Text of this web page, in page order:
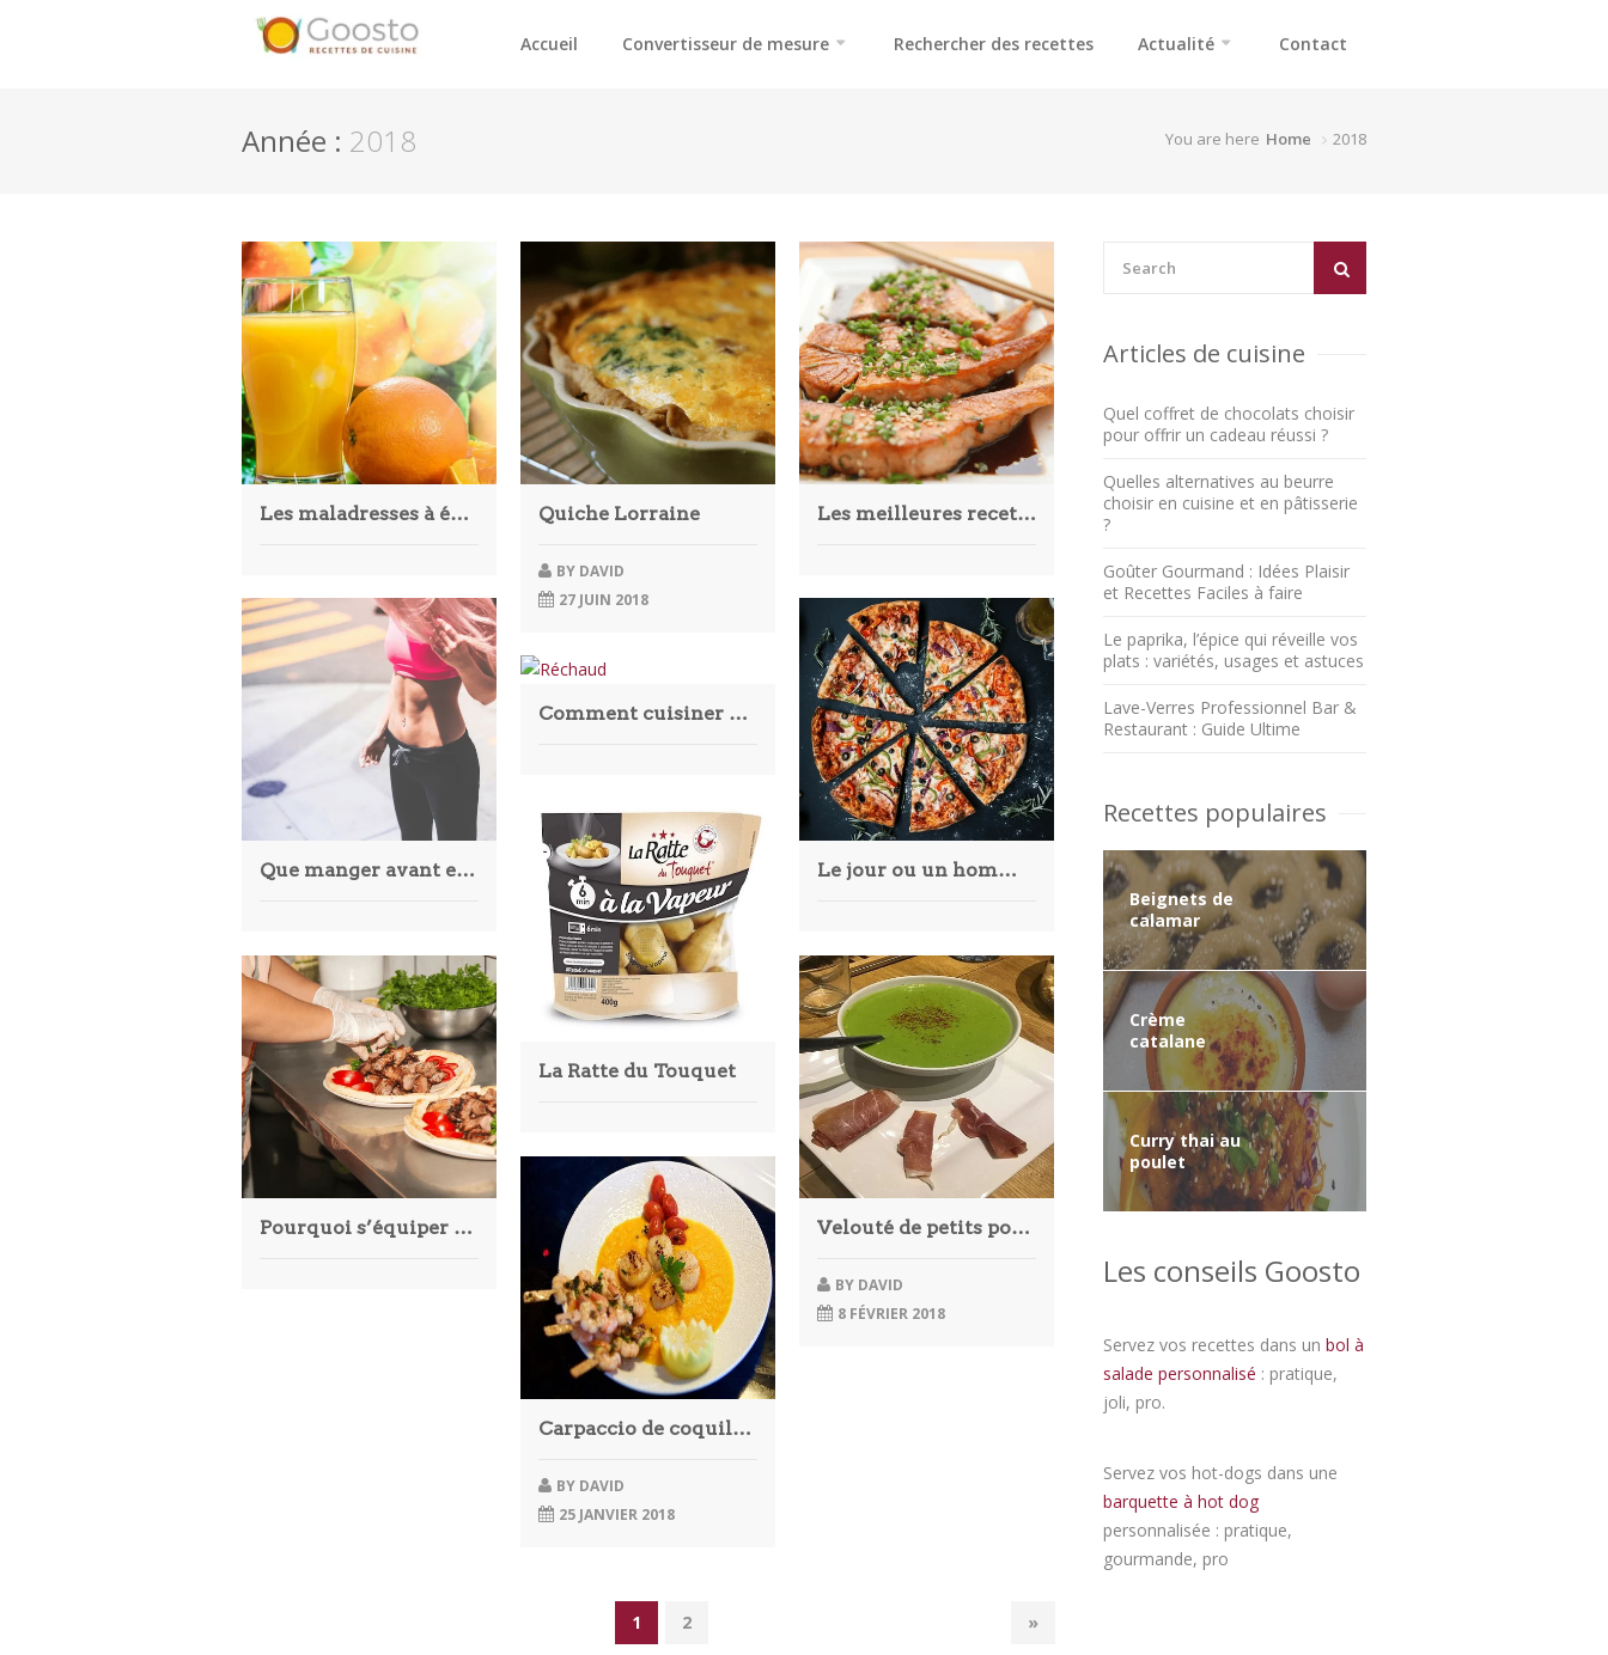
Accueil Convertisseur de mesure Rechercher des recettes Actualité Contact
Année : 2018 You are here Home 2018
Les maladresses à éviter pour préparer vos jus maison ! Quiche Lorraine
BY DAVID
27 JUIN 2018
Les meilleures recettes aphrodisiaques pour votre mari et vous
Que manger avant et après l’entraînement, selon une diététiste professionnelle Le jour ou un homme a acheté une pizza a plus de 50 millions de dollars (10 000 Bitcoins)
Comment cuisiner en randonnée ?
La Ratte du Touquet
Pourquoi s’équiper d’une chaussure de cuisine ? Velouté de petits pois spécial Thermomix
BY DAVID
8 FÉVRIER 2018
Carpaccio de coquilles Saint Jacques
BY DAVID
25 JANVIER 2018
1 2 »
Articles de cuisine
Quel coffret de chocolats choisir
pour offrir un cadeau réussi ?
Quelles alternatives au beurre
choisir en cuisine et en pâtisserie
?
Goûter Gourmand : Idées Plaisir
et Recettes Faciles à faire
Le paprika, l’épice qui réveille vos
plats : variétés, usages et astuces
Lave-Verres Professionnel Bar &
Restaurant : Guide Ultime
Recettes populaires
Beignets de
calamar
Crème
catalane
Curry thai au
poulet
Les conseils Goosto
Servez vos recettes dans un bol à
salade personnalisé : pratique,
joli, pro.
Servez vos hot-dogs dans une
barquette à hot dog
personnalisée : pratique,
gourmande, pro